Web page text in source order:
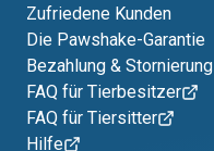
Zufriedene Kunden
Die Pawshake-Garantie
Bezahlung & Stornierung
FAQ für Tierbesitzer
FAQ für Tiersitter
Hilfe